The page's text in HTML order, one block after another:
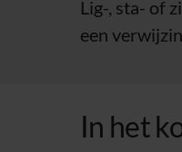
Lig-, sta- of
een
In het